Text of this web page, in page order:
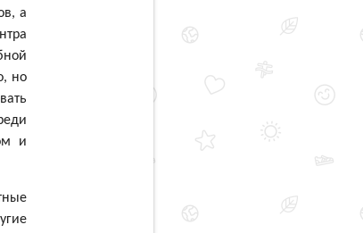
а
но
и